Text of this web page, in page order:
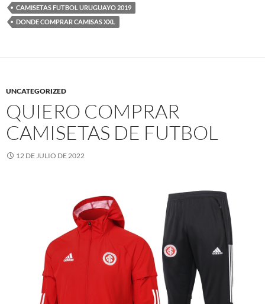
CAMISETAS FUTBOL URUGUAYO 2019
DONDE COMPRAR CAMISAS XXL
UNCATEGORIZED
QUIERO COMPRAR
CAMISETAS DE FUTBOL
12 DE JULIO DE 2022